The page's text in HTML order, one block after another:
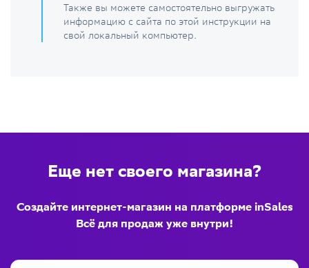
Также вы можете самостоятельно выгружать
информацию с сайта по этой инструкции на
свой локальный компьютер.
Еще нет своего магазина?
Создайте интернет-магазин на платформе inSales
Всё для продаж уже внутри!